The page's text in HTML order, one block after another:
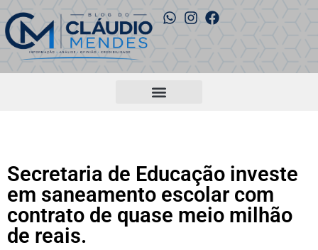
Secretaria de Educação investe
em saneamento escolar com
contrato de quase meio milhão
de reais.